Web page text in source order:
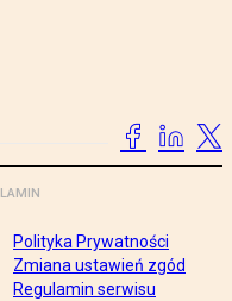
Polityka Prywatności
Zmiana ustawień zgód
Regulamin serwisu